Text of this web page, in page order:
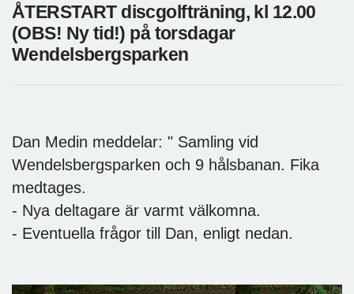
ÅTERSTART discgolfträning, kl 12.00
(OBS! Ny tid!) på torsdagar
Wendelsbergsparken
Dan Medin meddelar: " Samling vid
Wendelsbergsparken och 9 hålsbanan. Fika
medtages.
- Nya deltagare är varmt välkomna.
- Eventuella frågor till Dan, enligt nedan.